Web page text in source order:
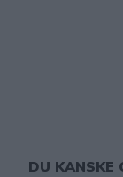
DU KANSKE